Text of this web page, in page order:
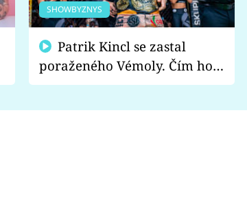
SHOWBYZNYS
poraženého Vémoly. Čím ho
fanoušci naštvali?